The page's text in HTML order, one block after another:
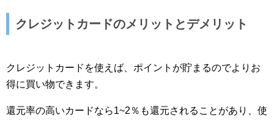
クレジットカードのメリットとデメリット
クレジットカードを使えば、ポイントが貯まるのでよりお
得に買い物できます。
還元率の高いカードなら1~2％も還元されることがあり、使